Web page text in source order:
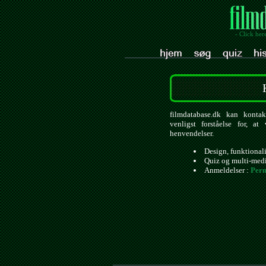
- Click
filmdatabase.dk kan
venligst forståelse for,
henvendelser.
Design,
Quiz og multi-
Anmeldelser :